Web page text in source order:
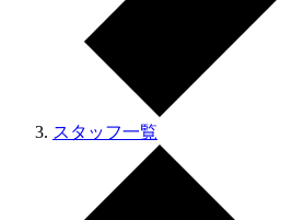
スタッフ一覧